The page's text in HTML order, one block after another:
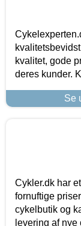
kvalitet, gode
deres kunder.
Se
Cykler.dk har
fornuftige
cykelbutik og
levering af